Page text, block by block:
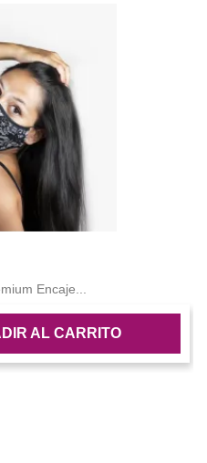
Encaje...
AL CARRITO